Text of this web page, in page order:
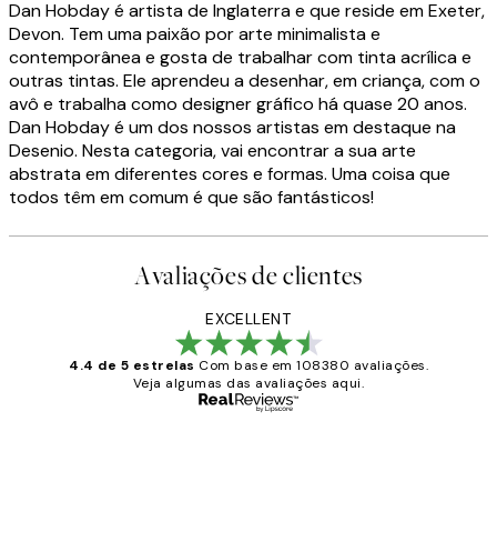
Dan Hobday é artista de Inglaterra e que reside em Exeter,
Devon. Tem uma paixão por arte minimalista e
contemporânea e gosta de trabalhar com tinta acrílica e
outras tintas. Ele aprendeu a desenhar, em criança, com o
avô e trabalha como designer gráfico há quase 20 anos.
Dan Hobday é um dos nossos artistas em destaque na
Desenio. Nesta categoria, vai encontrar a sua arte
abstrata em diferentes cores e formas. Uma coisa que
todos têm em comum é que são fantásticos!
Avaliações de clientes
EXCELLENT
4.4 de 5 estrelas Com base em 108380 avaliações.
Veja algumas das avaliações aqui.